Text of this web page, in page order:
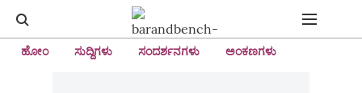
ಹೋಂ ಸುದ್ದಿಗಳು ಸಂದರ್ಶನಗಳು ಅಂಕಣಗಳು